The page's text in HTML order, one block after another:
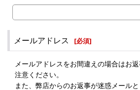
メールアドレス [必須]
メールアドレスをお間違えの場合はお
注意ください。
また、弊店からのお返事が迷惑メール